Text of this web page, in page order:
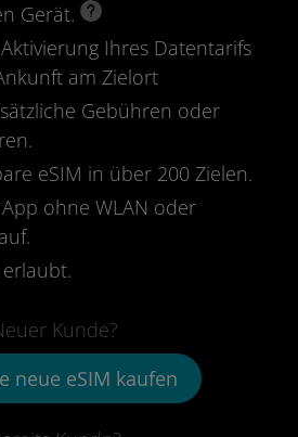
Gerät.
Ihres Datentarifs
am Zielort
Gebühren oder
eSIM in über 200 Zielen.
ohne WLAN oder
Kunde?
neue eSIM kaufen